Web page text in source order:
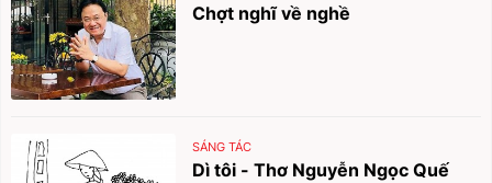
Chợt nghĩ về nghề
SÁNG TÁC
Dì tôi - Thơ Nguyễn Ngọc Quế